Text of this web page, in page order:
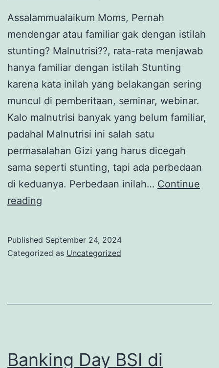
Assalammualaikum Moms, Pernah
mendengar atau familiar gak dengan istilah
stunting? Malnutrisi??, rata-rata menjawab
hanya familiar dengan istilah Stunting
karena kata inilah yang belakangan sering
muncul di pemberitaan, seminar, webinar.
Kalo malnutrisi banyak yang belum familiar,
padahal Malnutrisi ini salah satu
permasalahan Gizi yang harus dicegah
sama seperti stunting, tapi ada perbedaan
di keduanya. Perbedaan inilah… Continue
reading
Indonesia
Perhimpunan
Published September 24, 2024
Categorized as Uncategorized
Banking Day BSI di